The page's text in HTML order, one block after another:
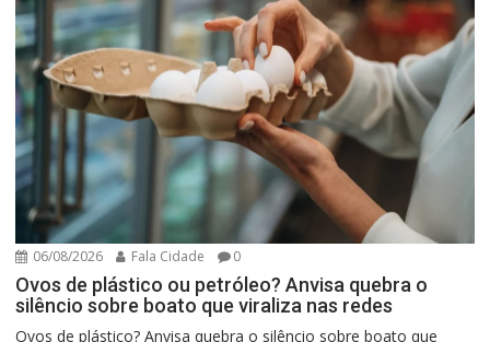
06/08/2026 Fala Cidade 0
Ovos de plástico ou petróleo? Anvisa quebra o
silêncio sobre boato que viraliza nas redes
Ovos de plástico? Anvisa quebra o silêncio sobre boato que